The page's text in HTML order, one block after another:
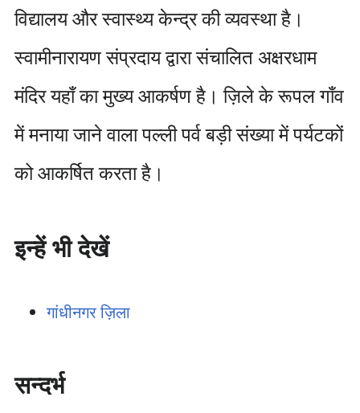
विद्यालय और स्वास्थ्य केन्द्र की व्यवस्था है।
स्वामीनारायण संप्रदाय द्वारा संचालित अक्षरधाम
मंदिर यहाँ का मुख्य आकर्षण है। ज़िले के रूपल गाँव
में मनाया जाने वाला पल्ली पर्व बड़ी संख्या में पर्यटकों
को आकर्षित करता है।
इन्हें भी देखें
गांधीनगर ज़िला
सन्दर्भ